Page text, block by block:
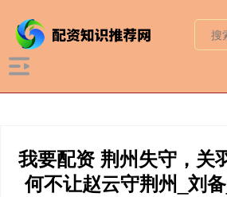
我要配资 荆州失守，关
何不让赵云守荆州_刘